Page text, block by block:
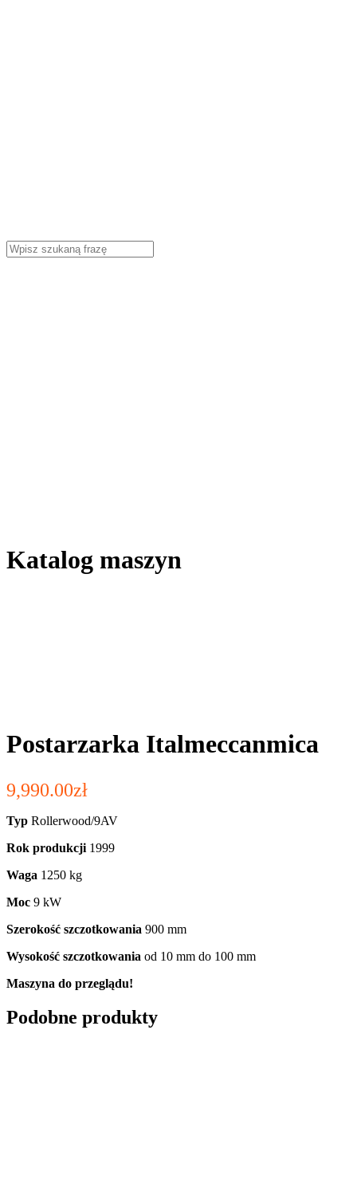
Katalog maszyn
Postarzarka Italmeccanmica
9,990.00zł
Typ Rollerwood/9AV
Rok produkcji 1999
Waga 1250 kg
Moc 9 kW
Szerokość szczotkowania 900 mm
Wysokość szczotkowania od 10 mm do 100 mm
Maszyna do przeglądu!
Podobne produkty